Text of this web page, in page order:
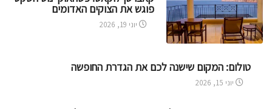
פוגש את הצוקים האדומים
יוני 19, 2026
טולום: המקום שישנה לכם את הגדרת החופשה
יוני 15, 2026